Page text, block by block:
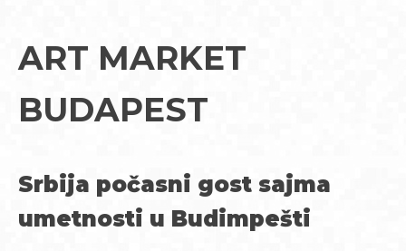
ART MARKET
BUDAPEST
Srbija počasni gost sajma
umetnosti u Budimpešti